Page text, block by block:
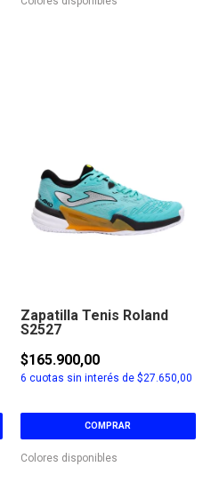
Zapatilla Tenis Roland
S2527
$165.900,00
6 cuotas sin interés de $27.650,00
COMPRAR
Colores disponibles